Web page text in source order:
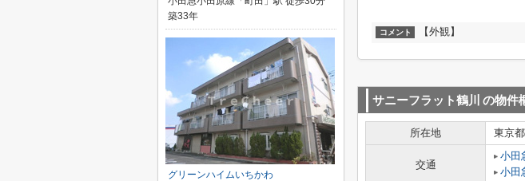
コメント 【外観】
サニーフラット鶴川 の物件
所在地 東京都
交通
小田
小田
築33年
グリーンハイムいちかわ